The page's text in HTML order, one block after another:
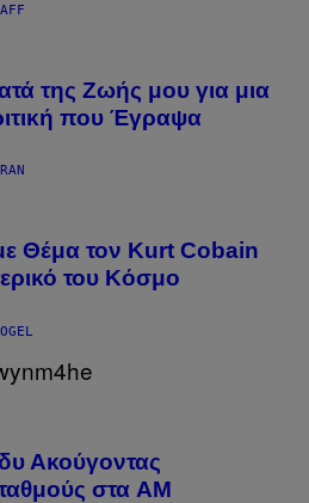
της Ζωής μου για μια
που Έγραψα
Θέμα τον Kurt Cobain
του Κόσμο
Ακούγοντας
στα AM